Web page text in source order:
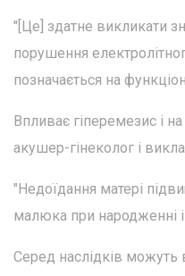
"[Це] здатне викликати
порушення
позначається на
Впливає гіперемезис і
акушер-гінеколог і
"Недоїдання матері
малюка при народженні і
Серед наслідків можуть